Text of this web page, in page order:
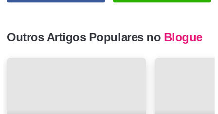
Outros Artigos Populares no Blogue